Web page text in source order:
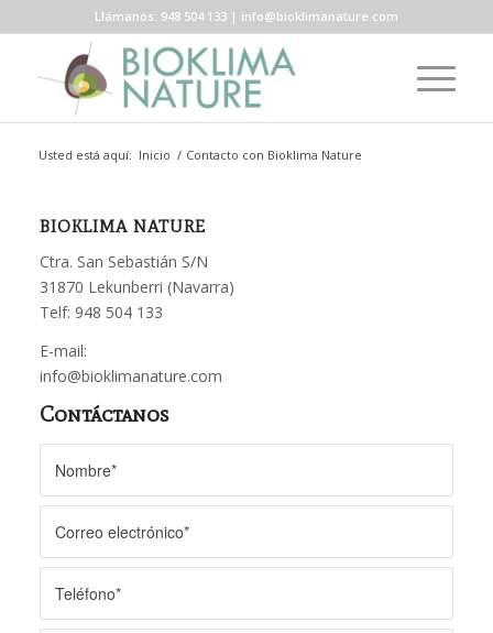
Llámanos: 948 504 133 | info@bioklimanature.com
Usted está aquí: Inicio / Contacto con Bioklima Nature
BIOKLIMA NATURE
Ctra. San Sebastián S/N
31870 Lekunberri (Navarra)
Telf: 948 504 133
E-mail:
info@bioklimanature.com
Contáctanos